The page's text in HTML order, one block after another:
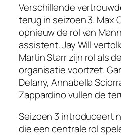
Verschillende
terug in seizoen 3. Max
opnieuw de rol van
assistent. Jay Will
Martin Starr zijn rol als
organisatie voortzet.
Delany, Annabella
Zappardino vullen de
Seizoen 3 introduceert
die een centrale rol